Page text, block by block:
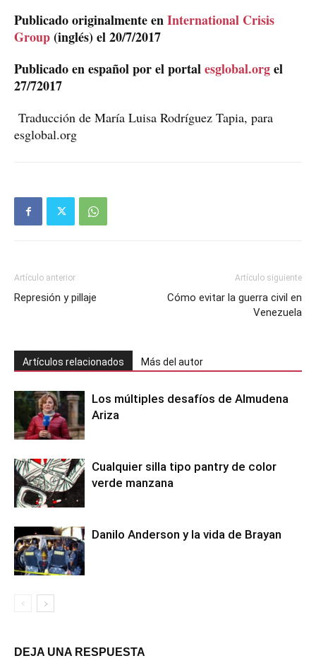
Publicado originalmente enInternational Crisis
Group(inglés) el 20/7/2017
Publicado en español por el portalesglobal.orgel
27/72017
Traducción de María Luisa Rodríguez Tapia, para
esglobal.org
Artículo anterior
Represión y pillaje
Artículo siguiente
Cómo evitar la guerra civil en
Venezuela
Artículos relacionados Más del autor
Los múltiples desafíos de Almudena
Ariza
Cualquier silla tipo pantry de color
verde manzana
Danilo Anderson y la vida de Brayan
DEJA UNA RESPUESTA